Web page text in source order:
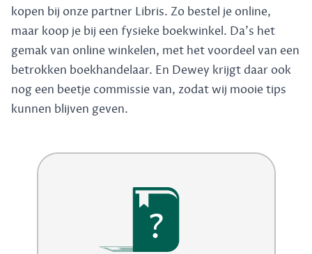
kopen bij onze partner Libris. Zo bestel je online,
maar koop je bij een fysieke boekwinkel. Da's het
gemak van online winkelen, met het voordeel van een
betrokken boekhandelaar. En Dewey krijgt daar ook
nog een beetje commissie van, zodat wij mooie tips
kunnen blijven geven.
?